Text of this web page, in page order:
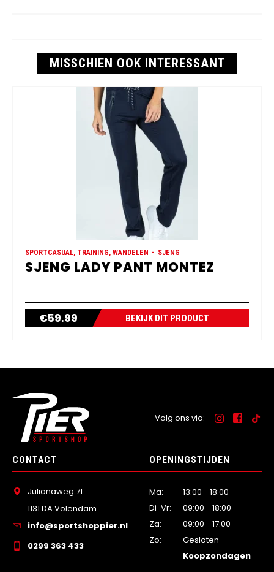
MISSCHIEN OOK INTERESSANT
SPORTCASUAL, TRAINING, WANDELEN SJENG
SJENG LADY PANT MONTEZ
€59.99 BEKIJK DIT PRODUCT
Volg ons via:
CONTACT
Julianaweg 71
1131 DA Volendam
info@sportshoppier.nl
0299 363 433
OPENINGSTIJDEN
Ma:
13:00 - 18:00
Di-Vr:
09:00 - 18:00
Za:
09:00 - 17:00
Zo:
Gesloten
Koopzondagen